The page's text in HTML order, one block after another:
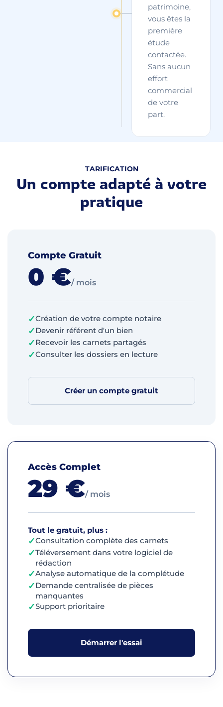
patrimoine,
vous êtes la
première
étude
contactée.
Sans aucun
effort
commercial
de votre
part.
TARIFICATION
Un compte adapté à votre
pratique
Compte Gratuit
0 €/ mois
✓Création de votre compte notaire
✓Devenir référent d'un bien
✓Recevoir les carnets partagés
✓Consulter les dossiers en lecture
Créer un compte gratuit
Accès Complet
29 €/ mois
Tout le gratuit, plus :
✓Consultation complète des carnets
✓Téléversement dans votre logiciel de
rédaction
✓Analyse automatique de la complétude
✓Demande centralisée de pièces
manquantes
✓Support prioritaire
Démarrer l'essai